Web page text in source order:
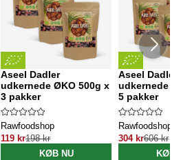
Aseel Dadler
udkernede ØKO 500g x
3 pakker
Rawfoodshop
119 kr198 kr
KØB NU
Aseel Dadler
udkernede
5 pakker
Rawfoodshop
304 kr606 kr
KØB